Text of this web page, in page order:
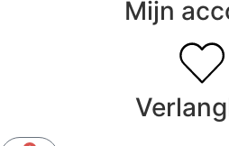
Mijn